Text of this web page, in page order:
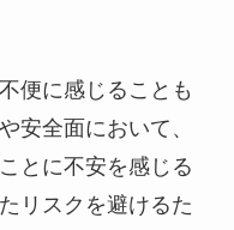
便に感じることも
安全面において、
とに不安を感じる
リスクを避けるた